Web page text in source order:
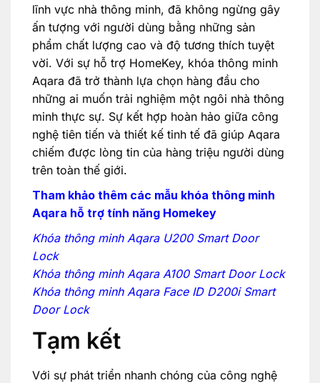
lĩnh vực nhà thông minh, đã không ngừng gây
ấn tượng với người dùng bằng những sản
phẩm chất lượng cao và độ tương thích tuyệt
vời. Với sự hỗ trợ HomeKey, khóa thông minh
Aqara đã trở thành lựa chọn hàng đầu cho
những ai muốn trải nghiệm một ngôi nhà thông
minh thực sự. Sự kết hợp hoàn hảo giữa công
nghệ tiên tiến và thiết kế tinh tế đã giúp Aqara
chiếm được lòng tin của hàng triệu người dùng
trên toàn thế giới.
Tham khảo thêm các mẫu khóa thông minh
Aqara hỗ trợ tính năng Homekey
Khóa thông minh Aqara U200 Smart Door
Lock
Khóa thông minh Aqara A100 Smart Door Lock
Khóa thông minh Aqara Face ID D200i Smart
Door Lock
Tạm kết
Với sự phát triển nhanh chóng của công nghệ